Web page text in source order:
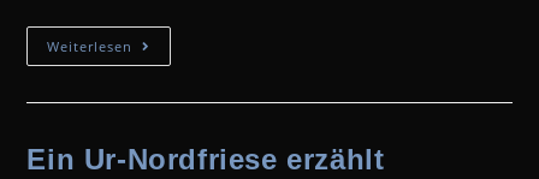
Weiterlesen Rungholt
–
Oder
Ein Ur-Nordfriese erzählt